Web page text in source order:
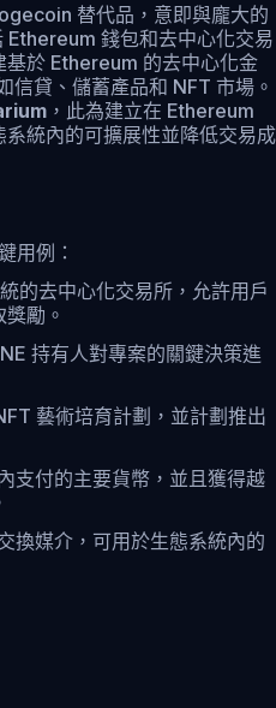
替代品，意即與龐大的
錢包和去中心化交易
於 Ethereum 的去中心化金
信貸、儲蓄產品和 NFT 市場。
，此為建立在 Ethereum
系統內的可擴展性並降低交易成
用例：
的去中心化交易所，允許用戶
勵。
持有人對專案的關鍵決策進
藝術培育計劃，並計劃推出
支付的主要貨幣，並且獲得越
換媒介，可用於生態系統內的